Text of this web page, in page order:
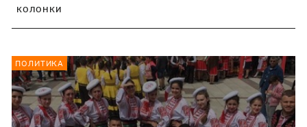
КОЛОНКИ
ПОЛИТИКА